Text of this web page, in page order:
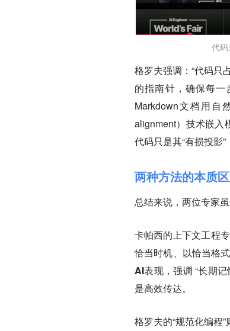
代
格罗夫强调：“代码只
的指南针，确保每一
Markdown文档用自
alignment）技术嵌入
代码只是其“有损投影
两种方法的本质
总结来说，两位专家
卡帕西的上下文工程
恰当时机、以恰当格
AI表现，强调 “长期
是高效传达。
格罗夫的“规范化编程